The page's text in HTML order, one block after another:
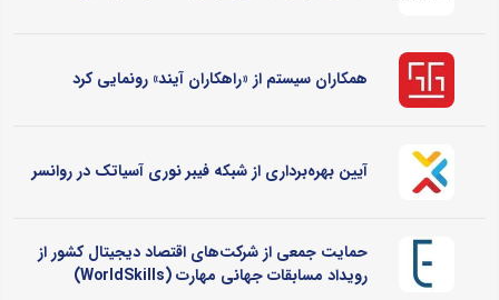
همکاران سیستم از «راهکاران آیند» رونمایی کرد
آیین بهره‌برداری از شبکه فیبر نوری آسیاتک در روانسر
حمایت جمعی از شرکت‌های اقتصاد دیجیتال کشور از
رویداد مسابقات جهانی مهارت (WorldSkills)